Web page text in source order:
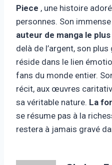
Piece , une histoire
personnes. Son
auteur de manga le
delà de l’argent, son
réside dans le lien
fans du monde entier.
récit, aux œuvres
sa véritable nature. La
se résume pas à la
restera à jamais gravé